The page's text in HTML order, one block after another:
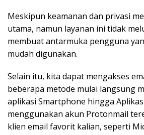
Meskipun keamanan dan privasi
utama, namun layanan ini tidak
membuat antarmuka pengguna
mudah digunakan.
Selain itu, kita dapat mengakses
beberapa metode mulai langsung
aplikasi Smartphone hingga
menggunakan akun Protonmail
klien email favorit kalian, seperti